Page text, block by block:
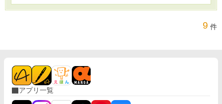
9 件
アプリ一覧